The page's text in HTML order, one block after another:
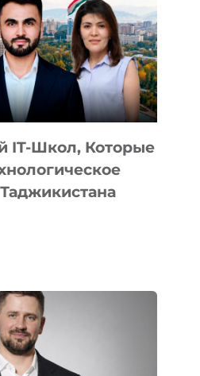
IT-Школ, Которые